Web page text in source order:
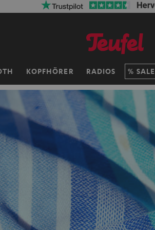
KOPFHÖRER RADIOS SALE